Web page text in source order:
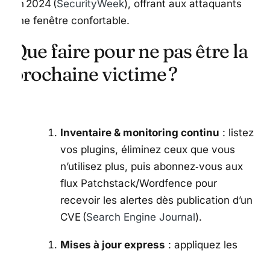
en 2024 (SecurityWeek), offrant aux attaquants
une fenêtre confortable.
Que faire pour ne pas être la
prochaine victime ?
Inventaire & monitoring continu : listez
vos plugins, éliminez ceux que vous
n’utilisez plus, puis abonnez‑vous aux
flux Patchstack/Wordfence pour
recevoir les alertes dès publication d’un
CVE (Search Engine Journal).
Mises à jour express : appliquez les